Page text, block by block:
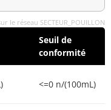
le réseau SECTEUR_POUILLON
Seuil de
conformité
<=0 n/(100mL)